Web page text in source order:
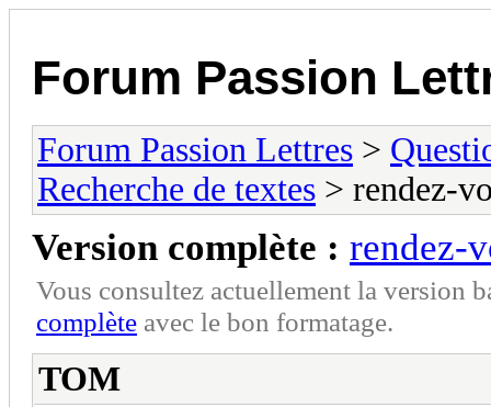
Forum Passion
Forum Passion Lettres >
Recherche de textes > rendez-
Version complète : rendez-
Vous consultez actuellement la version
complète avec le bon formatage.
TOM